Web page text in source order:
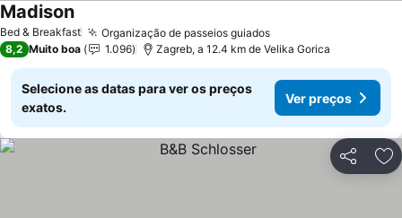
Bed & Breakfast Organização de passeios guiadosVer preços
MadisonVer preços
8,2 Muito boa 1.096 Zagreb, a 12.4 km de Velika Gorica
Selecione as datas para ver os preços
exatos.
Ver preços
Partilhar